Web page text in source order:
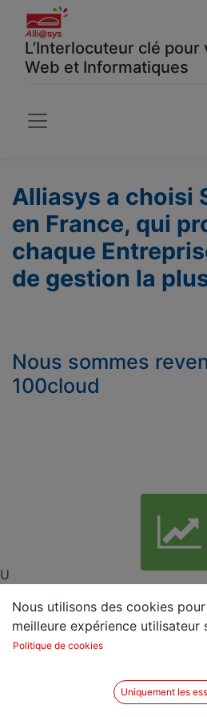
L’Interlocuteur clé pour
Web et Informatiques
Alliasys a choisi
en France, qui
chaque
de gestion la
Nous sommes
100cloud
Des solutions pour gérer les
votre gestion commerciale
Accélérer vos processus
U
Nous utilisons des cookies
meilleure expérience utilisateur
Politique de cookies
Uniquement les